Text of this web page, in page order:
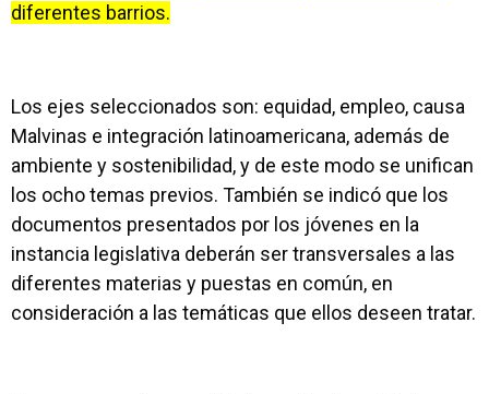
diferentes barrios.
Los ejes seleccionados son: equidad, empleo, causa
Malvinas e integración latinoamericana, además de
ambiente y sostenibilidad, y de este modo se unifican
los ocho temas previos. También se indicó que los
documentos presentados por los jóvenes en la
instancia legislativa deberán ser transversales a las
diferentes materias y puestas en común, en
consideración a las temáticas que ellos deseen tratar.